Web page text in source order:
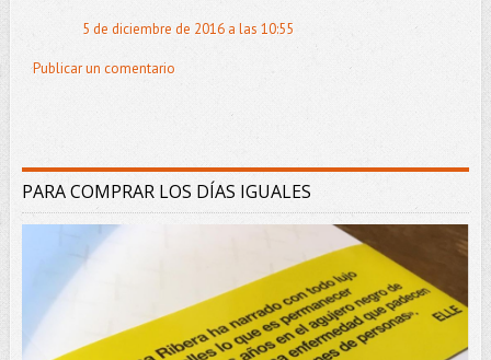
5 de diciembre de 2016 a las 10:55
Publicar un comentario
PARA COMPRAR LOS DÍAS IGUALES